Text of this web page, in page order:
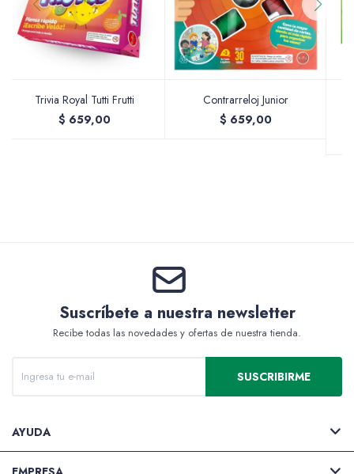
Trivia Royal Tutti Frutti
$ 659,00
Contrarreloj Junior
$ 659,00
Suscríbete a nuestra newsletter
Recibe todas las novedades y ofertas de nuestra tienda.
SUSCRIBIRME
AYUDA
Soportes Artísticos
Pinceles
Accesorios de arte